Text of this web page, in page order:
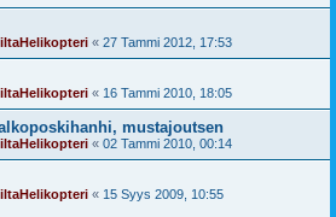
« 27 Tammi 2012, 17:53
« 16 Tammi 2010, 18:05
mustajoutsen
« 02 Tammi 2010, 00:14
« 15 Syys 2009, 10:55